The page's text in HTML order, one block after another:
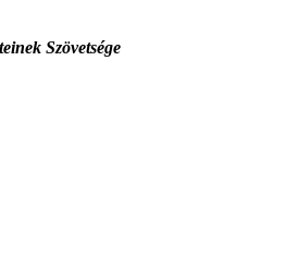
Szövetsége